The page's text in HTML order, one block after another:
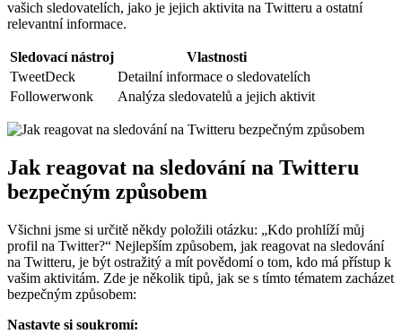
vašich sledovatelích, jako je jejich aktivita na Twitteru a ostatní
relevantní informace.
Sledovací nástroj
Vlastnosti
TweetDeck
Detailní informace o sledovatelích
Followerwonk
Analýza sledovatelů a jejich aktivit
Jak reagovat na sledování na Twitteru
bezpečným způsobem
Všichni jsme si určitě někdy položili otázku: „Kdo prohlíží můj
profil na Twitter?“ Nejlepším způsobem, jak reagovat na sledování
na Twitteru, je být ostražitý a mít povědomí o tom, kdo má přístup k
vašim aktivitám. Zde je několik tipů, jak se s tímto tématem zacházet
bezpečným způsobem:
Nastavte si soukromí: